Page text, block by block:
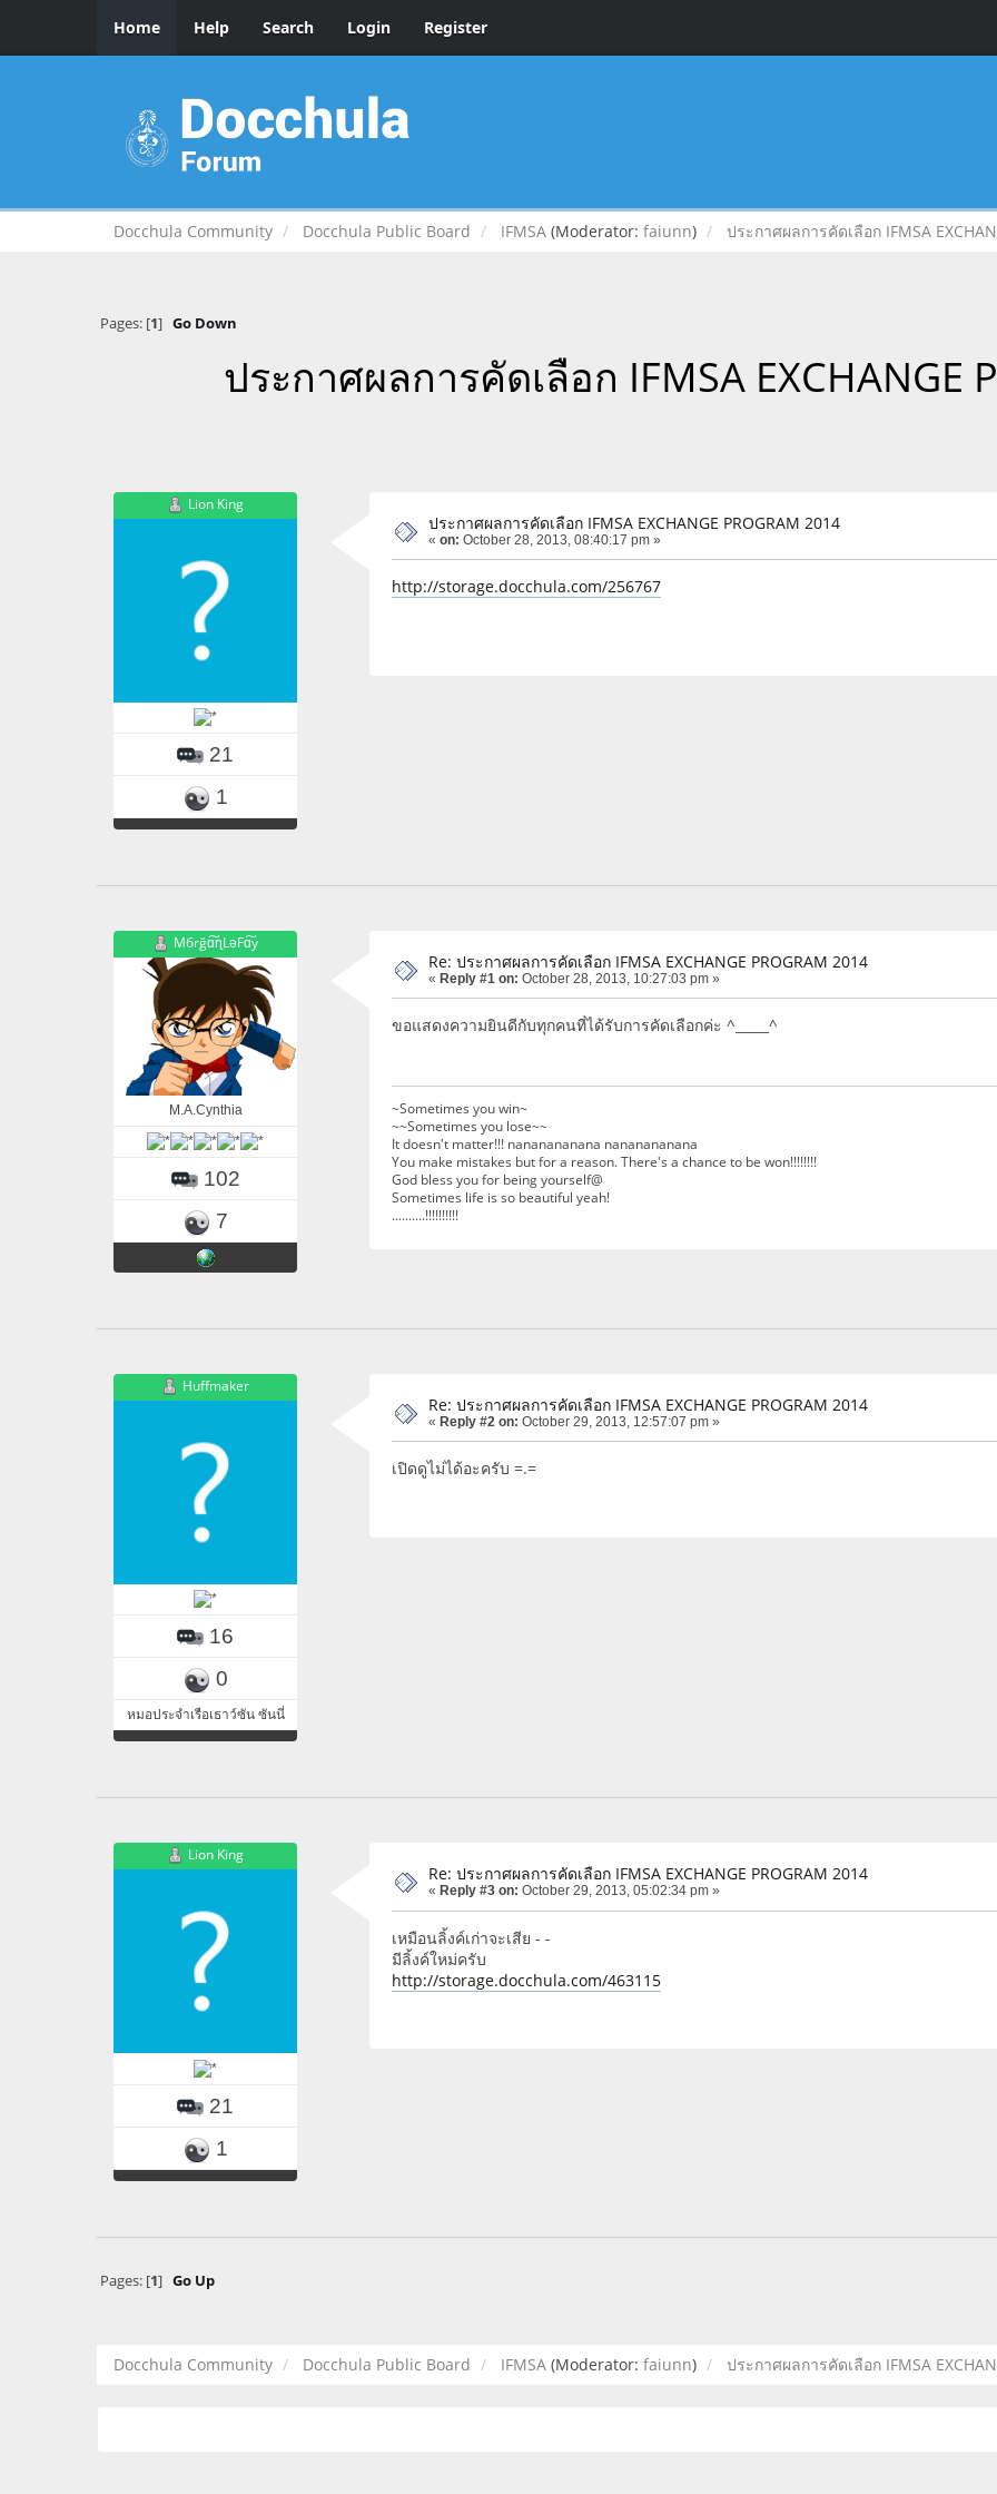
Home Help Search Login Register
Docchula Community Docchula Public Board IFMSA (Moderator: faiunn) ประกาศผลการคัดเลือก IFMSA
Pages: [1] Go Down
ประกาศผลการคัดเลือก IFMSA EXCHANGE
Lion King
21
1
ประกาศผลการคัดเลือก IFMSA EXCHANGE PROGRAM 2014
« on: October 28, 2013, 08:40:17 pm »
http://storage.docchula.com/256767
Mбrğɑ͠ɳLəFɑ͠y
M.A.Cynthia
102
7
Re: ประกาศผลการคัดเลือก IFMSA EXCHANGE PROGRAM 2014
« Reply #1 on: October 28, 2013, 10:27:03 pm »
ขอแสดงความยินดีกับทุกคนที่ได้รับการคัดเลือกค่ะ ^_____^
~Sometimes you win~
~~Sometimes you lose~~
It doesn't matter!!! nananananana nananananana
You make mistakes but for a reason. There's a chance to be won!!!!!!!!
God bless you for being yourself@
Sometimes life is so beautiful yeah!
..........!!!!!!!!!!
Huffmaker
16
0
หมอประจำเรือเธาว์ซัน ซันนี่
Re: ประกาศผลการคัดเลือก IFMSA EXCHANGE PROGRAM 2014
« Reply #2 on: October 29, 2013, 12:57:07 pm »
เปิดดูไม่ได้อะครับ =.=
Lion King
21
1
Re: ประกาศผลการคัดเลือก IFMSA EXCHANGE PROGRAM 2014
« Reply #3 on: October 29, 2013, 05:02:34 pm »
เหมือนลิ้งค์เก่าจะเสีย - -
มีลิ้งค์ใหม่ครับ
http://storage.docchula.com/463115
Pages: [1] Go Up
Docchula Community Docchula Public Board IFMSA (Moderator: faiunn) ประกาศผลการคัดเลือก IFMSA